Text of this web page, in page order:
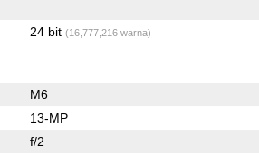
24 bit (16,777,216 warna)
M6
13-MP
f/2